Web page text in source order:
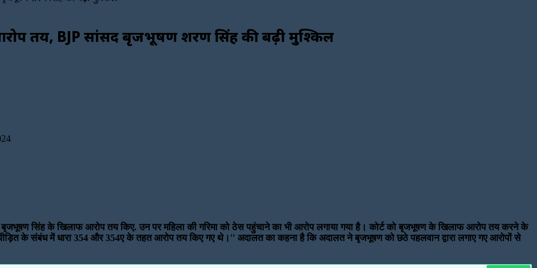
तय, BJP सांसद बृजभूषण शरण सिंह की बढ़ी मुश्किलें
बृजभूषण सिंह के खिलाफ आरोप तय किए. उन पर महिला की गरिमा को ठेस पहुंचाने का भी आरोप लगाया गया है। कोर्ट को बृजभूषण के खिलाफ आरोप तय करने के
के संबंध में धारा 354 और 354ए के तहत आरोप तय किए गए थे।'' अदालत का कहना है कि अदालत ने बृजभूषण को छठे पहलवान द्वारा लगाए गए आरोपों से